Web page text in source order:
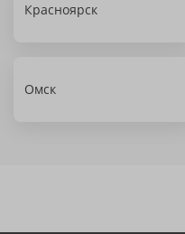
Красноярск
Омск